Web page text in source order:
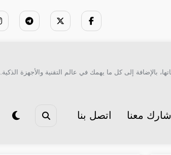
بالإضافة إلى كل ما يهمك في عالم التقنية والأجهزة الذكية.
شارك معنا اتصل بنا